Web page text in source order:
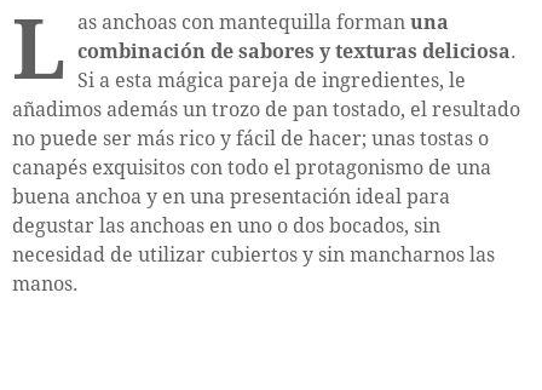
L as anchoas con mantequilla forman una
combinación de sabores y texturas deliciosa.
Si a esta mágica pareja de ingredientes, le
añadimos además un trozo de pan tostado, el resultado
no puede ser más rico y fácil de hacer; unas tostas o
canapés exquisitos con todo el protagonismo de una
buena anchoa y en una presentación ideal para
degustar las anchoas en uno o dos bocados, sin
necesidad de utilizar cubiertos y sin mancharnos las
manos.